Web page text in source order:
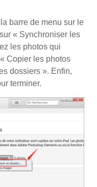
barre de menu sur le
« Synchroniser les
les photos qui
Copier les photos
dossiers ». Enfin,
terminer.